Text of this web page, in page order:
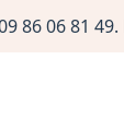
06 81